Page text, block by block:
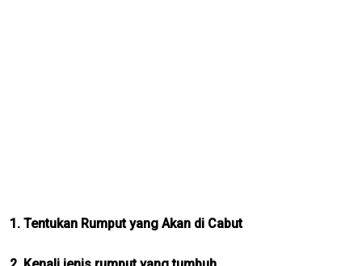
1. Tentukan Rumput yang Akan di Cabut